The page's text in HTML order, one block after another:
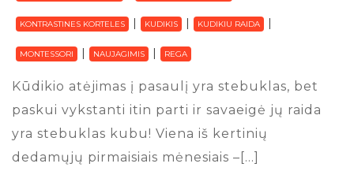
KONTRASTINES KORTELES KUDIKIS KUDIKIU RAIDA
MONTESSORI NAUJAGIMIS REGA
Kūdikio atėjimas į pasaulį yra stebuklas, bet
paskui vykstanti itin parti ir savaeigė jų raida
yra stebuklas kubu! Viena iš kertinių
dedamųjų pirmaisiais mėnesiais –[…]